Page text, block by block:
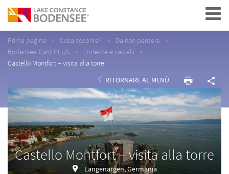
Navigation
Prima pagina Cosa scoprire?
Da non perdere
Bodensee Card PLUS
Fortezze e castelli
Castello Montfort – visita alla torre
RITORNARE AL MENÙ
Castello Montfort – visita alla torre
Langenargen, Germania